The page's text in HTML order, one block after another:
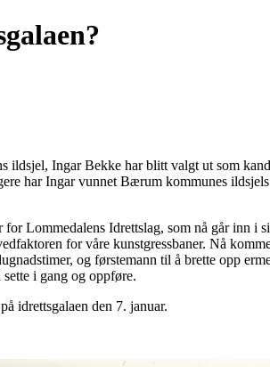
ildsjel, Ingar Bekke har blitt valgt ut som
har Ingar vunnet Bærum kommunes
Lommedalens Idrettslag, som nå går inn i
for våre kunstgressbaner. Nå
og førstemann til å brette opp
i gang og oppføre.
idrettsgalaen den 7. januar.